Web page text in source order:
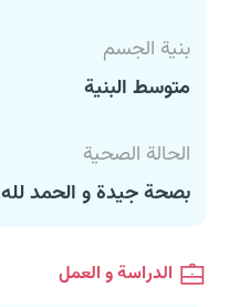
بنية الجسم
متوسط البنية
الحالة الصحية
بصحة جيدة و الحمد لله
الدراسة و العمل